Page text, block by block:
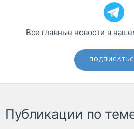
Все главные новости в
Публикации по